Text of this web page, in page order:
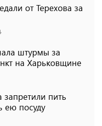
от Терехова за
штурмы за
на Харьковщине
пить
ею посуду